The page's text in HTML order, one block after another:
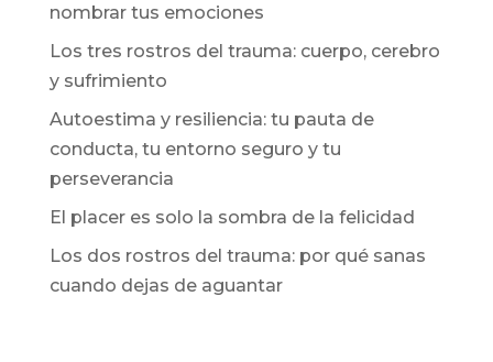
nombrar tus emociones
Los tres rostros del trauma: cuerpo, cerebro
y sufrimiento
Autoestima y resiliencia: tu pauta de
conducta, tu entorno seguro y tu
perseverancia
El placer es solo la sombra de la felicidad
Los dos rostros del trauma: por qué sanas
cuando dejas de aguantar